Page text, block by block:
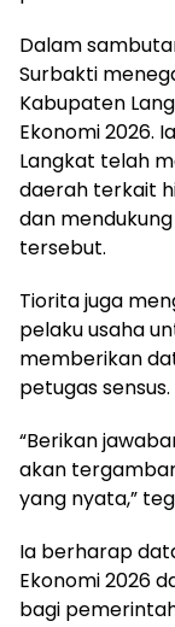
Dalam
Surbakti
Kabupaten
Ekonomi 2026.
Langkat telah
daerah terkait
dan
tersebut.
Tiorita juga
pelaku usaha
memberikan
petugas sensus.
“Berikan
akan
yang nyata,”
Ia berharap
Ekonomi 2026
bagi